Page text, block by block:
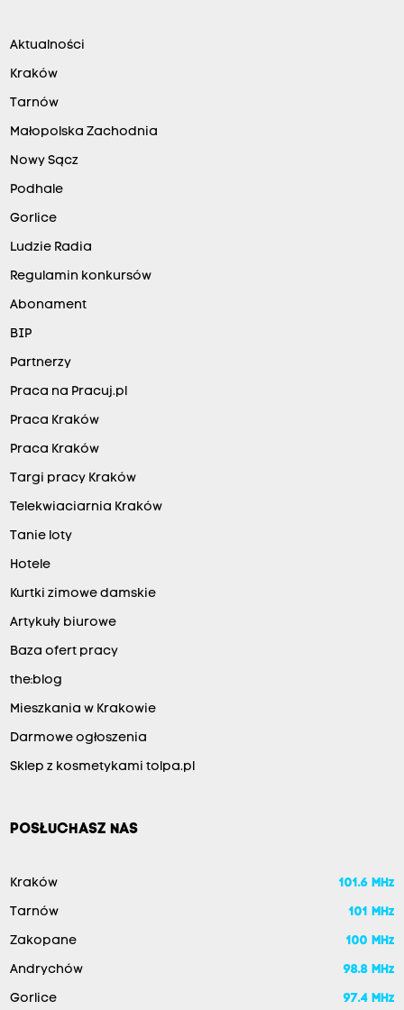
Aktualności
Kraków
Tarnów
Małopolska Zachodnia
Nowy Sącz
Podhale
Gorlice
Ludzie Radia
Regulamin konkursów
Abonament
BIP
Partnerzy
Praca na Pracuj.pl
Praca Kraków
Praca Kraków
Targi pracy Kraków
Telekwiaciarnia Kraków
Tanie loty
Hotele
Kurtki zimowe damskie
Artykuły biurowe
Baza ofert pracy
the:blog
Mieszkania w Krakowie
Darmowe ogłoszenia
Sklep z kosmetykami tolpa.pl
POSŁUCHASZ NAS
Kraków 101.6 MHz
Tarnów 101 MHz
Zakopane 100 MHz
Andrychów 98.8 MHz
Gorlice 97.4 MHz